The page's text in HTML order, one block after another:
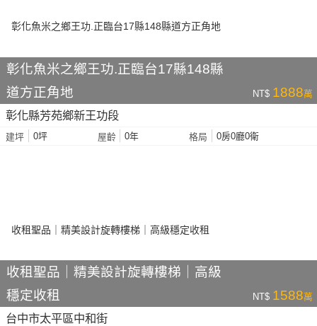
彰化魚米之鄉王功.正臨台17縣148縣
道方正角地
NT$ 1888萬
彰化縣芳苑鄉新王功段
建坪 0坪 屋齡 0年 格局 0房0廳0衛
收租聖品｜精美設計旋轉樓梯｜高級
穩定收租
NT$ 1588萬
台中市太平區中和街